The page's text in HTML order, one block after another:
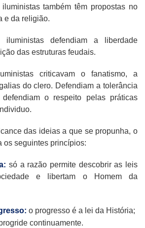
também têm propostas no
e da religião.
iluministas defendiam a liberdade
das estruturas feudais.
criticavam o fanatismo, a
do clero. Defendiam a tolerância
o respeito pelas práticas
das ideias a que se propunha, o
os seguintes princípios:
só a razão permite descobrir as leis
e libertam o Homem da
o progresso é a lei da História;
continuamente.